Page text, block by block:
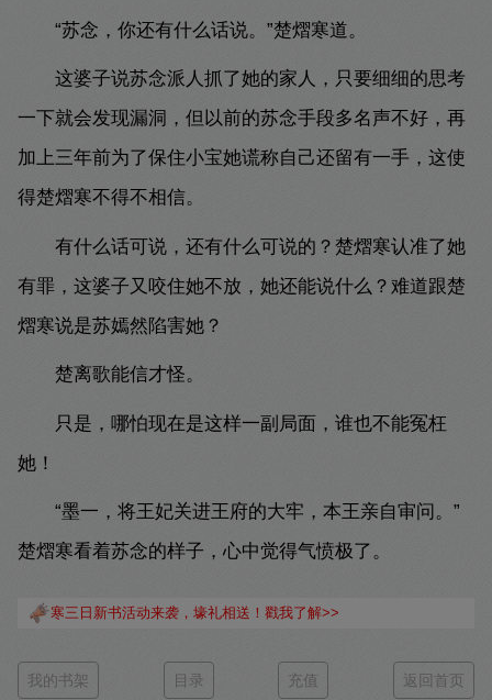
“苏念，你还有什么话说。”楚熠寒道。
这婆子说苏念派人抓了她的家人，只要细细的思考
一下就会发现漏洞，但以前的苏念手段多名声不好，再
加上三年前为了保住小宝她谎称自己还留有一手，这使
得楚熠寒不得不相信。
有什么话可说，还有什么可说的？楚熠寒认准了她
有罪，这婆子又咬住她不放，她还能说什么？难道跟楚
熠寒说是苏嫣然陷害她？
楚离歌能信才怪。
只是，哪怕现在是这样一副局面，谁也不能冤枉
她！
“墨一，将王妃关进王府的大牢，本王亲自审问。”
楚熠寒看着苏念的样子，心中觉得气愤极了。
寒三日新书活动来袭，壕礼相送！戳我了解>>
我的书架 目录 充值 返回首页